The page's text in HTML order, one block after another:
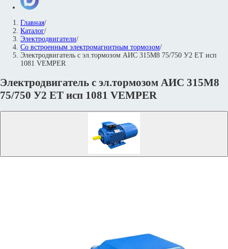
Главная/
Каталог/
Электродвигатели/
Со встроенным электромагнитным тормозом/
Электродвигатель с эл.тормозом AИC 315M8 75/750 У2 ET исп
1081 VEMPER
Электродвигатель с эл.тормозом AИC 315M8
75/750 У2 ET исп 1081 VEMPER